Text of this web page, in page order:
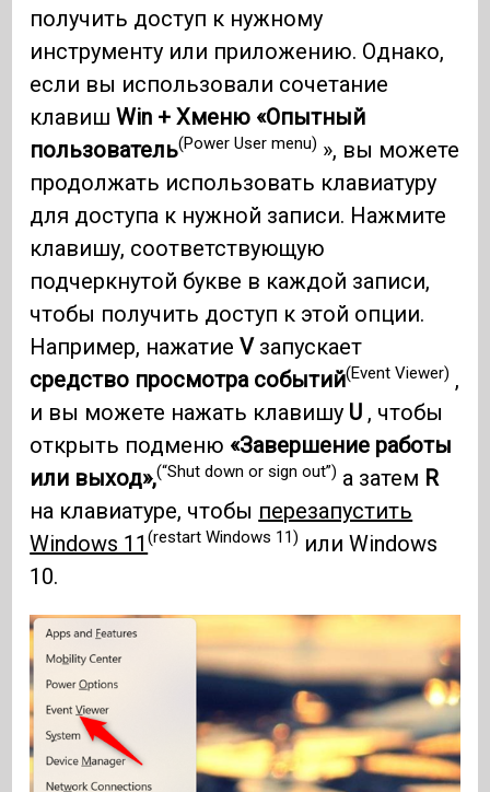
получить доступ к нужному
инструменту или приложению. Однако,
если вы использовали сочетание
клавишWin + Xменю «Опытный
пользователь(Power User menu) », вы можете
продолжать использовать клавиатуру
для доступа к нужной записи. Нажмите
клавишу, соответствующую
подчеркнутой букве в каждой записи,
чтобы получить доступ к этой опции.
Например, нажатиеVзапускает
средство просмотра событий(Event Viewer) ,
и вы можете нажать клавишу U , чтобы
открыть подменю «Завершение работы
или выход»,(“Shut down or sign out”) а затем R
на клавиатуре, чтобы перезапустить
Windows 11(restart Windows 11) или Windows
10.